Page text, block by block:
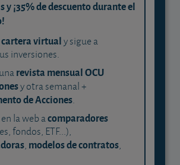
y ¡35% de descuento durante el
cartera virtualy sigue a
inversiones.
revista mensual OCU
y otra semanal +
de Acciones.
la web acomparadores
fondos, ETF...),
, modelos de contratos,